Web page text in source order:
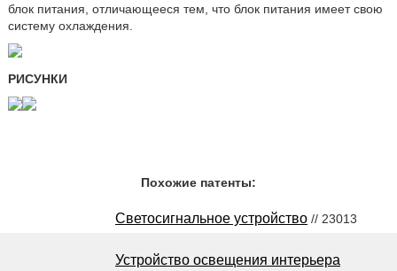
блок питания, отличающееся тем, что блок питания имеет свою
систему охлаждения.
РИСУНКИ
Похожие патенты:
Светосигнальное устройство // 23013
Устройство освещения интерьера